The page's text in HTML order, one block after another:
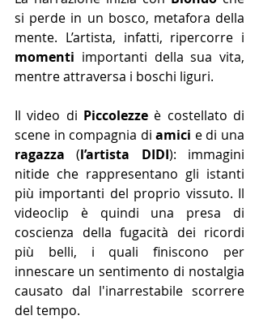
si perde in un bosco, metafora della
momenti importanti della sua vita,
mentre attraversa i boschi liguri.
Il video di Piccolezze è costellato di
scene in compagnia di amici
ragazza (l’artista DIDI): immagini
nitide che rappresentano gli istanti
più importanti del proprio vissuto. Il
videoclip è quindi una presa di
coscienza della fugacità dei ricordi
più belli, i quali finiscono per
innescare un sentimento di nostalgia
causato dal l'inarrestabile scorrere
del tempo.